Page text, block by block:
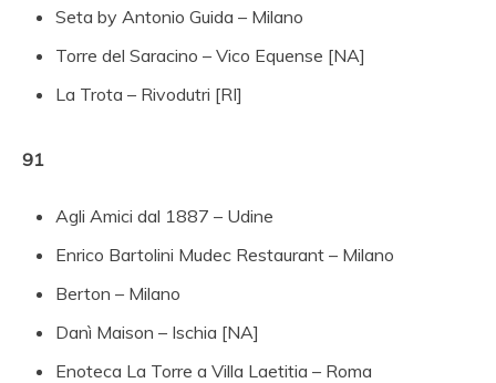
Seta by Antonio Guida – Milano
Torre del Saracino – Vico Equense [NA]
La Trota – Rivodutri [RI]
91
Agli Amici dal 1887 – Udine
Enrico Bartolini Mudec Restaurant – Milano
Berton – Milano
Danì Maison – Ischia [NA]
Enoteca La Torre a Villa Laetitia – Roma